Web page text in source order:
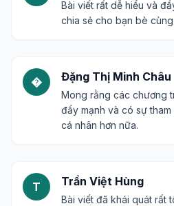
Bài viết rất dễ hiểu và
chia sẻ cho bạn bè
� Đặng Thị Minh Châu
Mong rằng các chương
đẩy mạnh và có sự tham
cá nhân hơn nữa.
T Trần Việt Hùng
Bài viết đã khái quát rất